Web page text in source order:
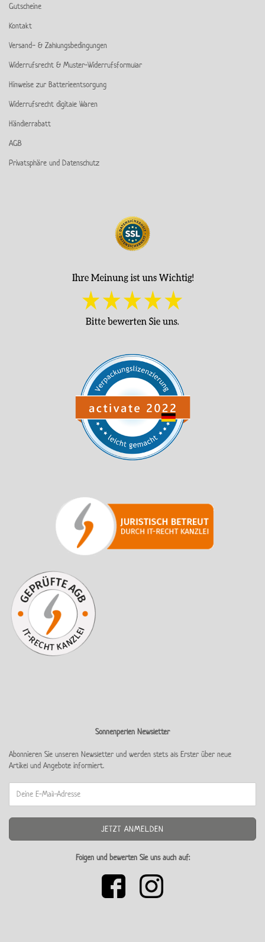
Gutscheine
Kontakt
Versand- & Zahlungsbedingungen
Widerrufsrecht & Muster-Widerrufsformular
Hinweise zur Batterieentsorgung
Widerrufsrecht digitale Waren
Händlerrabatt
AGB
Privatsphäre und Datenschutz
Sonnenperlen Newsletter
Abonnieren Sie unseren Newsletter und werden stets als Erster über neue
Artikel und Angebote informiert.
Folgen und bewerten Sie uns auch auf: